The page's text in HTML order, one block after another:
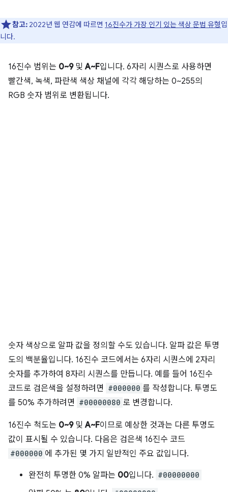
참고: 2022년 웹 연감에 따르면 16진수가 가장 인기 있는 색상 문법 유형입
니다.
16진수 범위는 0~9및A~F입니다. 6자리 시퀀스로 사용하면
빨간색, 녹색, 파란색 색상 채널에 각각 해당하는 0~255의
RGB 숫자 범위로 변환됩니다.
숫자 색상으로 알파 값을 정의할 수도 있습니다. 알파 값은 투명
도의 백분율입니다. 16진수 코드에서는 6자리 시퀀스에 2자리
숫자를 추가하여 8자리 시퀀스를 만듭니다. 예를 들어 16진수
코드로 검은색을 설정하려면 #000000 를 작성합니다. 투명도
를 50% 추가하려면 #00000080 로 변경합니다.
16진수 척도는 0~9및A~F이므로 예상한 것과는 다른 투명도
값이 표시될 수 있습니다. 다음은 검은색 16진수 코드
#000000 에 추가된 몇 가지 일반적인 주요 값입니다.
완전히 투명한 0% 알파는 00입니다. #00000000